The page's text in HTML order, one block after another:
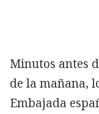
Minutos antes
de la mañana,
Embajada